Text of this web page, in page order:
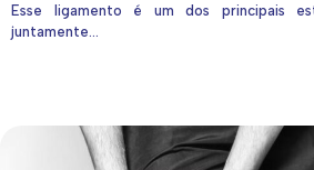
Esse ligamento é um dos principais
juntamente...